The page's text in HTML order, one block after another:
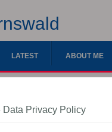
LATEST ABOUT ME
Data Privacy Policy